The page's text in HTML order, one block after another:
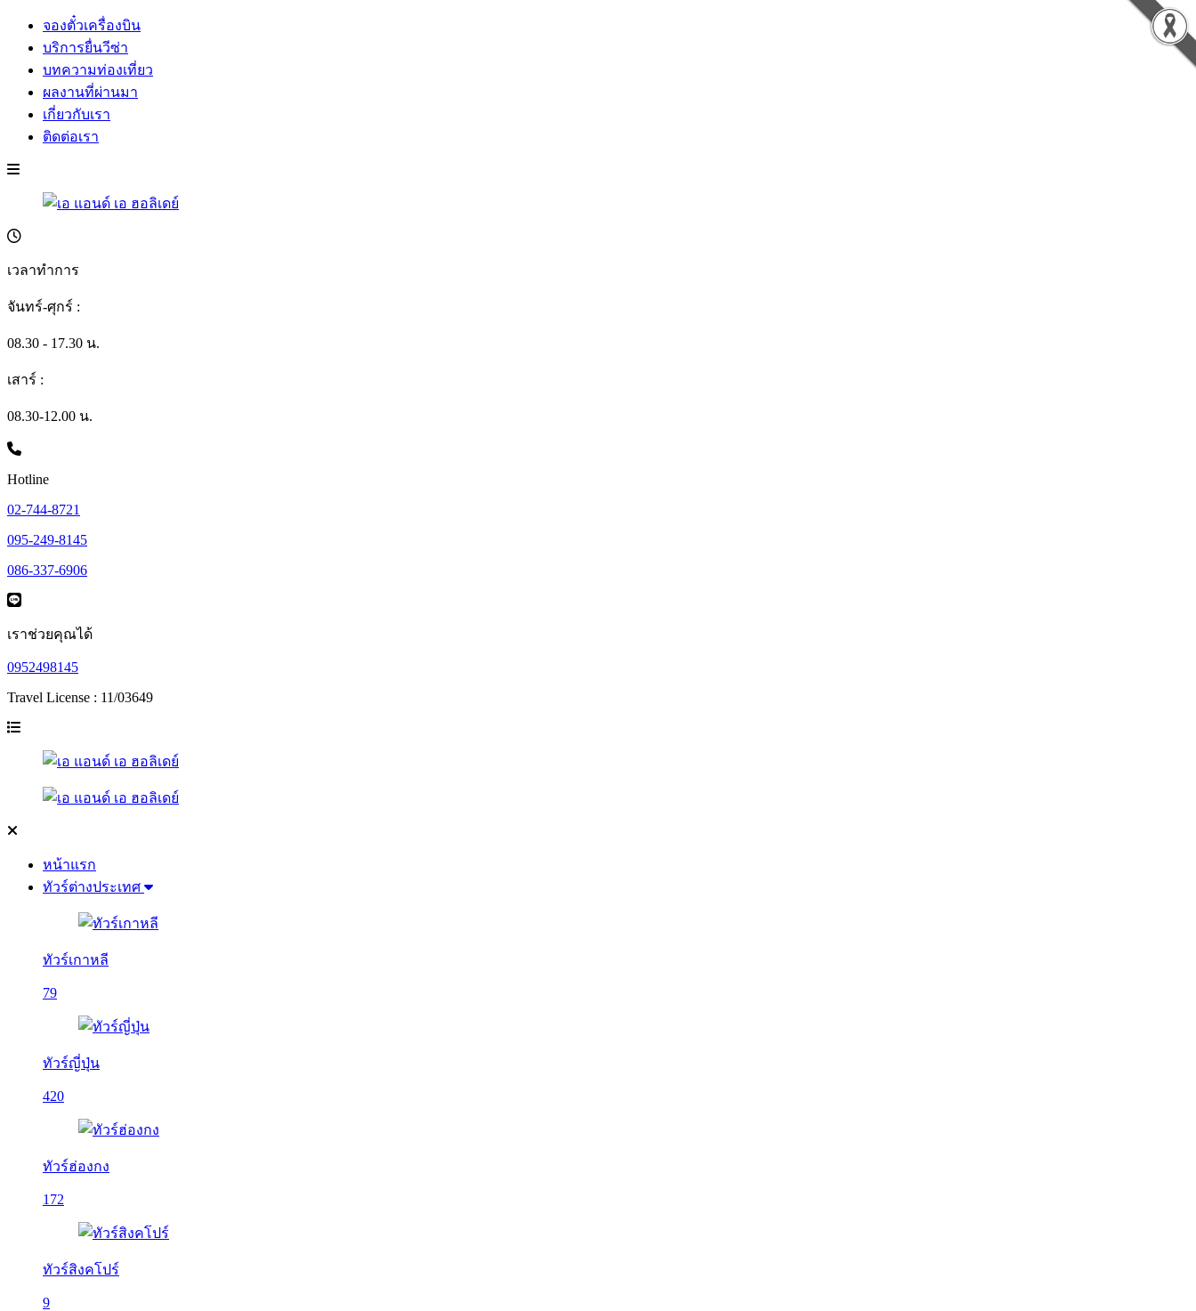
จองตั๋วเครื่องบิน
บริการยื่นวีซ่า
บทความท่องเที่ยว
ผลงานที่ผ่านมา
เกี่ยวกับเรา
ติดต่อเรา
เวลาทำการ
จันทร์-ศุกร์ :
08.30 - 17.30 น.
เสาร์ :
08.30-12.00 น.
Hotline
02-744-8721
095-249-8145
086-337-6906
เราช่วยคุณได้
0952498145
Travel License : 11/03649
หน้าแรก
ทัวร์ต่างประเทศ
ทัวร์เกาหลี
79
ทัวร์ญี่ปุ่น
420
ทัวร์ฮ่องกง
172
ทัวร์สิงคโปร์
9